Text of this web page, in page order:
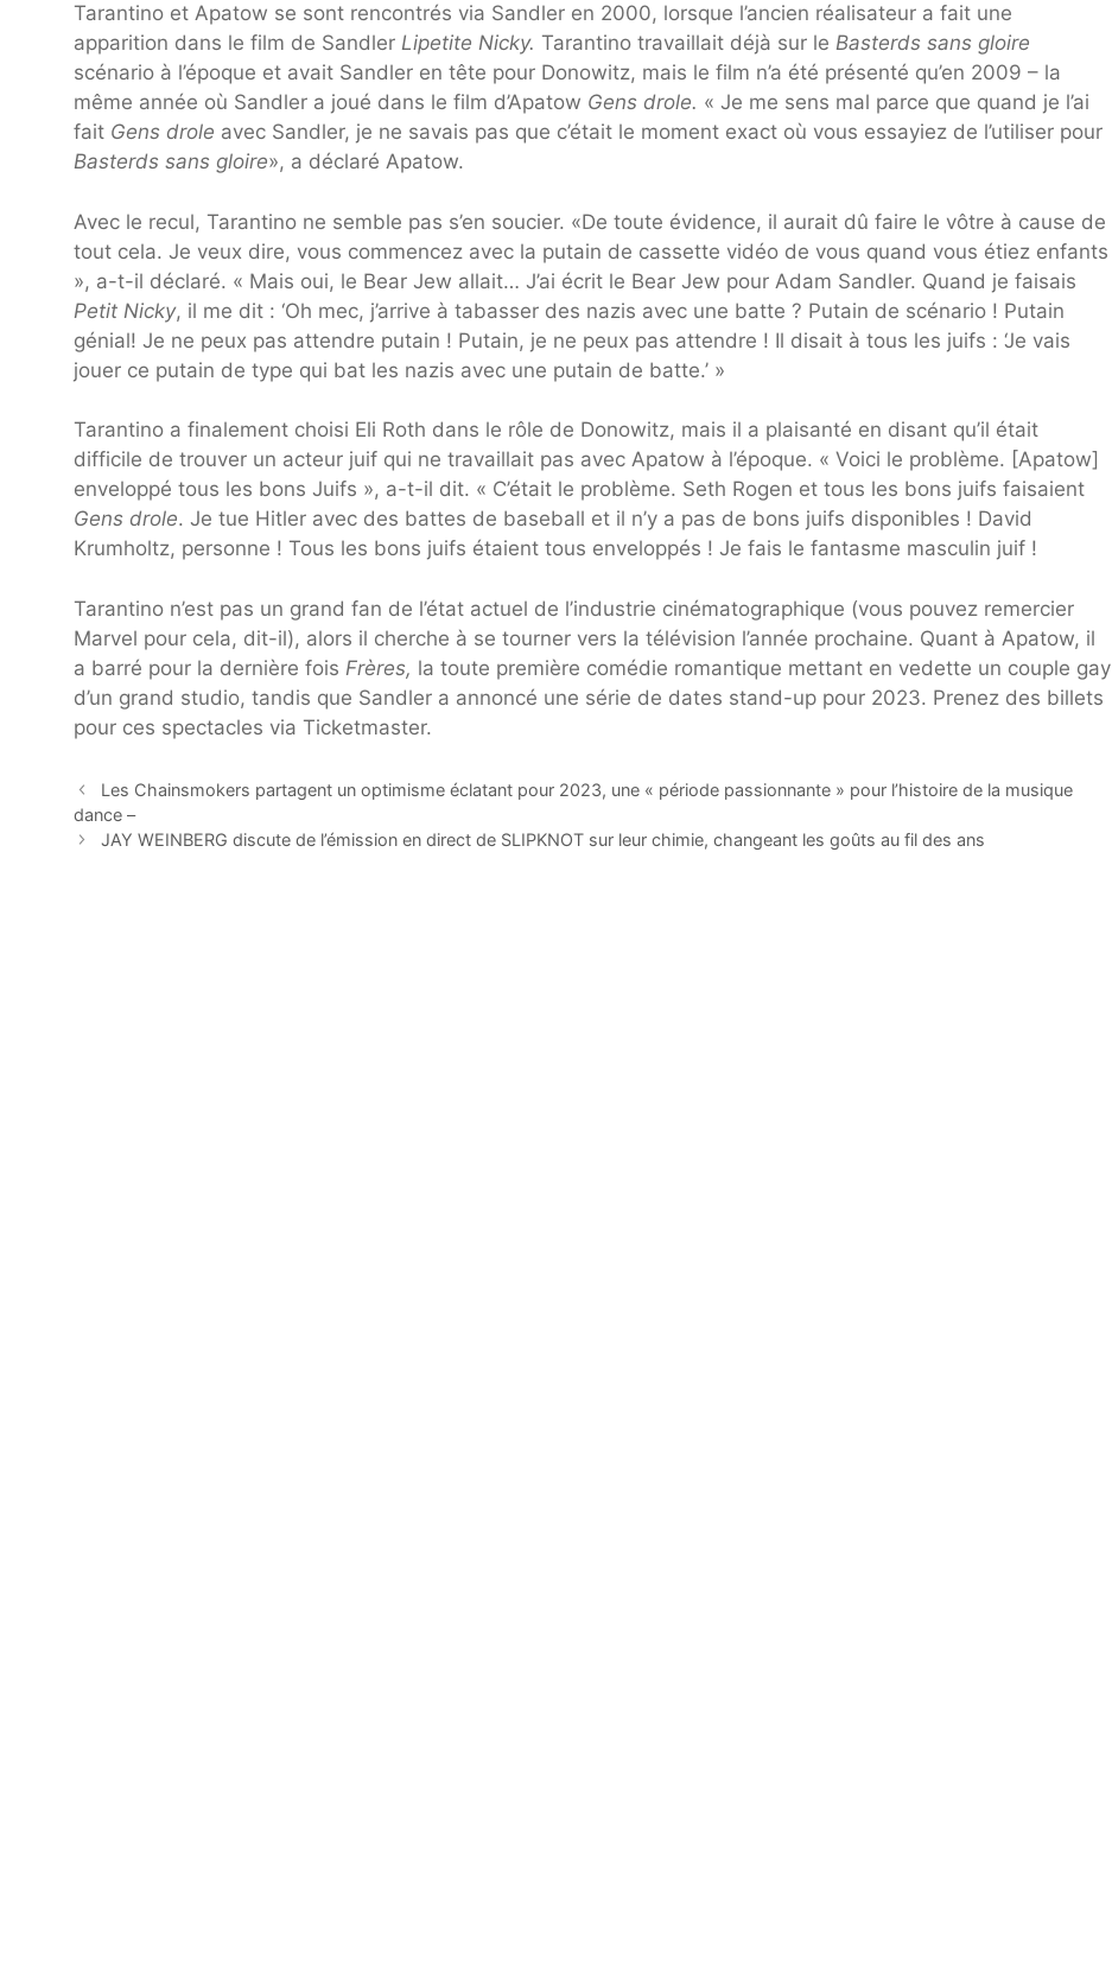
Tarantino et Apatow se sont rencontrés via Sandler en 2000, lorsque l’ancien réalisateur a fait une
apparition dans le film de Sandler Lipetite Nicky. Tarantino travaillait déjà sur le Basterds sans gloire
scénario à l’époque et avait Sandler en tête pour Donowitz, mais le film n’a été présenté qu’en 2009 – la
même année où Sandler a joué dans le film d’Apatow Gens drole. « Je me sens mal parce que quand je l’ai
fait Gens drole avec Sandler, je ne savais pas que c’était le moment exact où vous essayiez de l’utiliser pour
Basterds sans gloire», a déclaré Apatow.
Avec le recul, Tarantino ne semble pas s’en soucier. «De toute évidence, il aurait dû faire le vôtre à cause de
tout cela. Je veux dire, vous commencez avec la putain de cassette vidéo de vous quand vous étiez enfants
», a-t-il déclaré. « Mais oui, le Bear Jew allait… J’ai écrit le Bear Jew pour Adam Sandler. Quand je faisais
Petit Nicky, il me dit : ‘Oh mec, j’arrive à tabasser des nazis avec une batte ? Putain de scénario ! Putain
génial! Je ne peux pas attendre putain ! Putain, je ne peux pas attendre ! Il disait à tous les juifs : ‘Je vais
jouer ce putain de type qui bat les nazis avec une putain de batte.’ »
Tarantino a finalement choisi Eli Roth dans le rôle de Donowitz, mais il a plaisanté en disant qu’il était
difficile de trouver un acteur juif qui ne travaillait pas avec Apatow à l’époque. « Voici le problème. [Apatow]
enveloppé tous les bons Juifs », a-t-il dit. « C’était le problème. Seth Rogen et tous les bons juifs faisaient
Gens drole. Je tue Hitler avec des battes de baseball et il n’y a pas de bons juifs disponibles ! David
Krumholtz, personne ! Tous les bons juifs étaient tous enveloppés ! Je fais le fantasme masculin juif !
Tarantino n’est pas un grand fan de l’état actuel de l’industrie cinématographique (vous pouvez remercier
Marvel pour cela, dit-il), alors il cherche à se tourner vers la télévision l’année prochaine. Quant à Apatow, il
a barré pour la dernière fois Frères, la toute première comédie romantique mettant en vedette un couple gay
d’un grand studio, tandis que Sandler a annoncé une série de dates stand-up pour 2023. Prenez des billets
pour ces spectacles via Ticketmaster.
Les Chainsmokers partagent un optimisme éclatant pour 2023, une « période passionnante » pour l’histoire de la musique
dance –
JAY WEINBERG discute de l’émission en direct de SLIPKNOT sur leur chimie, changeant les goûts au fil des ans